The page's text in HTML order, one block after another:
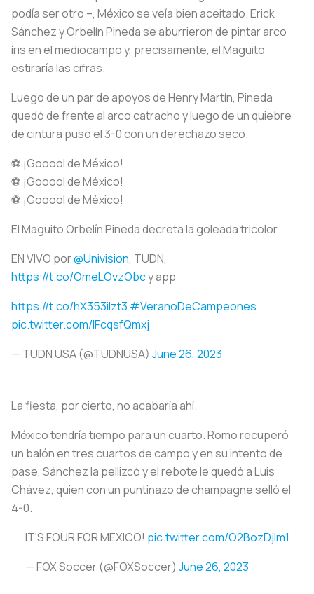
podía ser otro –, México se veía bien aceitado. Erick
Sánchez y Orbelín Pineda se aburrieron de pintar arco
íris en el mediocampo y, precisamente, el Maguito
estiraría las cifras.
Luego de un par de apoyos de Henry Martín, Pineda
quedó de frente al arco catracho y luego de un quiebre
de cintura puso el 3-0 con un derechazo seco.
⚽️ ¡Gooool de México!
⚽️ ¡Gooool de México!
⚽️ ¡Gooool de México!
El Maguito Orbelín Pineda decreta la goleada tricolor
EN VIVO por@Univision, TUDN,
https://t.co/OmeLOvzObcy app
https://t.co/hX353ilzt3 #VeranoDeCampeones
pic.twitter.com/IFcqsfQmxj
— TUDN USA (@TUDNUSA) June 26, 2023
La fiesta, por cierto, no acabaría ahí.
México tendría tiempo para un cuarto. Romo recuperó
un balón en tres cuartos de campo y en su intento de
pase, Sánchez la pellizcó y el rebote le quedó a Luis
Chávez, quien con un puntinazo de champagne selló el
4-0.
IT'S FOUR FOR MEXICO! pic.twitter.com/O2BozDjIm1
— FOX Soccer (@FOXSoccer) June 26, 2023